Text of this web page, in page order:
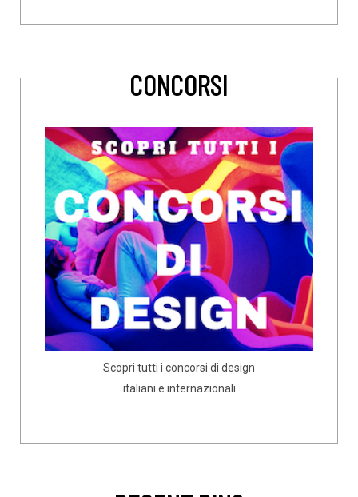
CONCORSI
Scopri tutti i concorsi di design
italiani e internazionali